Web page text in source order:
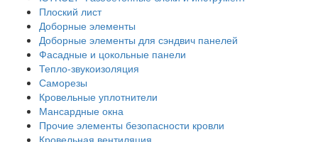
Плоский лист
Доборные элементы
Доборные элементы для сэндвич панелей
Фасадные и цокольные панели
Тепло-звукоизоляция
Саморезы
Кровельные уплотнители
Мансардные окна
Прочие элементы безопасности кровли